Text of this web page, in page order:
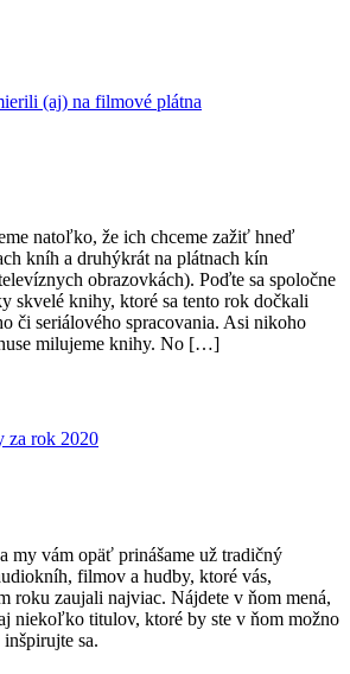
(aj) na filmové plátna
natoľko, že ich chceme zažiť hneď
kníh a druhýkrát na plátnach kín
obrazovkách). Poďte sa spoločne
skvelé knihy, ktoré sa tento rok dočkali
či seriálového spracovania. Asi nikoho
milujeme knihy. No […]
za rok 2020
my vám opäť prinášame už tradičný
filmov a hudby, ktoré vás,
roku zaujali najviac. Nájdete v ňom mená,
niekoľko titulov, ktoré by ste v ňom možno
sa.